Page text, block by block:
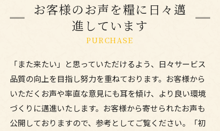
お客様のお声を糧に日々邁
進しています
PURCHASE
「また来たい」と思っていただけるよう、日々サービス
品質の向上を目指し努力を重ねております。お客様から
いただくお声や率直な意見にも耳を傾け、より良い環境
づくりに邁進いたします。お客様から寄せられたお声も
公開しておりますので、参考としてご覧ください。「初